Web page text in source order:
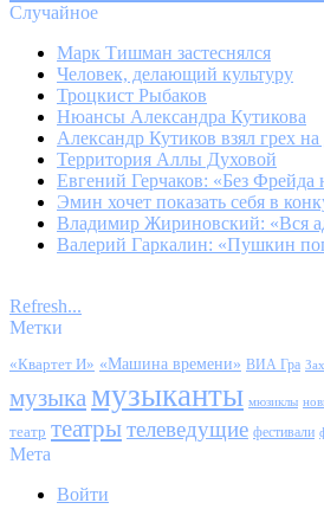
Случайное
Марк Тишман застеснялся
Человек, делающий культуру
Троцкист Рыбаков
Нюансы Александра Кутикова
Александр Кутиков взял грех
Территория Аллы Духовой
Евгений Герчаков: «Без
Эмин хочет показать себя в
Владимир Жириновский: «Вся
Валерий Гаркалин: «Пушкин
Refresh...
Метки
«Квартет И» «Машина времени» ВИА Гра
музыка музыканты мюзиклы
театр театрытелеведущие фестивали
Мета
Войти